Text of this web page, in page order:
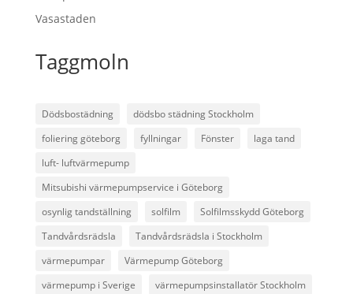
Vasastaden
Taggmoln
Dödsbostädning
dödsbo städning Stockholm
foliering göteborg
fyllningar Fönster
laga tand
luft- luftvärmepump
Mitsubishi värmepumpservice i Göteborg
osynlig tandställning
solfilm
Solfilmsskydd Göteborg
Tandvårdsrädsla
Tandvårdsrädsla i Stockholm
värmepumpar
Värmepump Göteborg
värmepump i Sverige
värmepumpsinstallatör Stockholm